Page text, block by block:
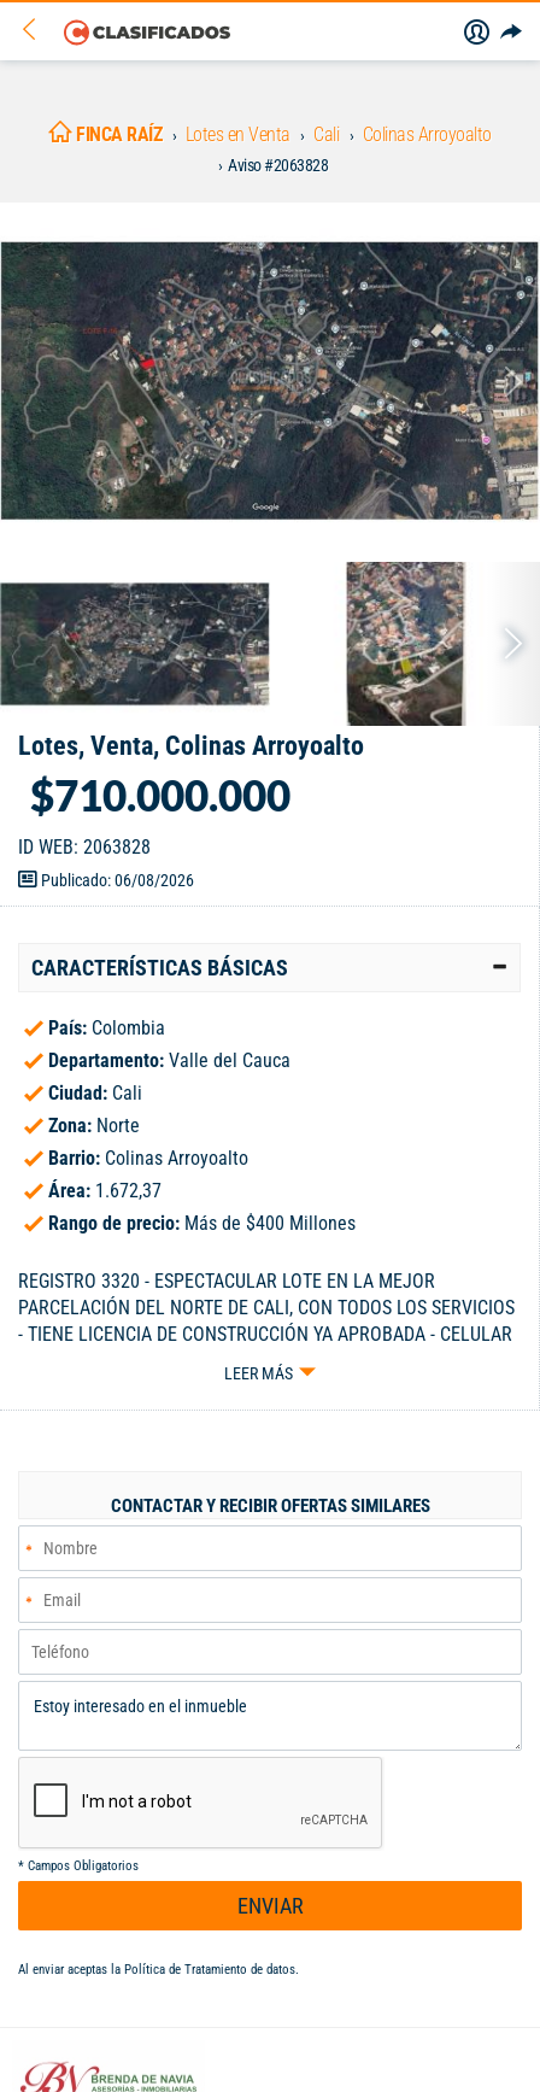
FINCA RAÍZ Lotes en Venta Cali Colinas Arroyoalto
Aviso #2063828
Lotes, Venta, Colinas Arroyoalto
$710.000.000
ID WEB: 2063828
Publicado: 06/08/2026
CARACTERÍSTICAS BÁSICAS
País: Colombia
Departamento: Valle del Cauca
Ciudad: Cali
Zona: Norte
Barrio: Colinas Arroyoalto
Área: 1.672,37
Rango de precio: Más de $400 Millones
REGISTRO 3320 - ESPECTACULAR LOTE EN LA MEJOR
PARCELACIÓN DEL NORTE DE CALI, CON TODOS LOS SERVICIOS
- TIENE LICENCIA DE CONSTRUCCIÓN YA APROBADA - CELULAR
LEER MÁS
CONTACTAR Y RECIBIR OFERTAS SIMILARES
* Campos Obligatorios
ENVIAR
Al enviar aceptas la Política de Tratamiento de datos.